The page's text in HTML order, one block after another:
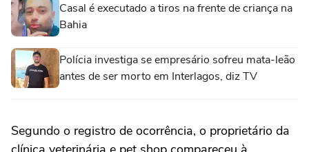
Casal é executado a tiros na frente de criança na
Bahia
Polícia investiga se empresário sofreu mata-leão
antes de ser morto em Interlagos, diz TV
Segundo o registro de ocorrência, o proprietário da